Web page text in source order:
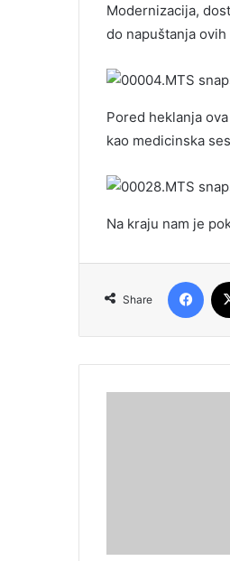
Modernizacija,
do napuštanja
Pored heklanja
kao medicinska
Na kraju nam je
Share